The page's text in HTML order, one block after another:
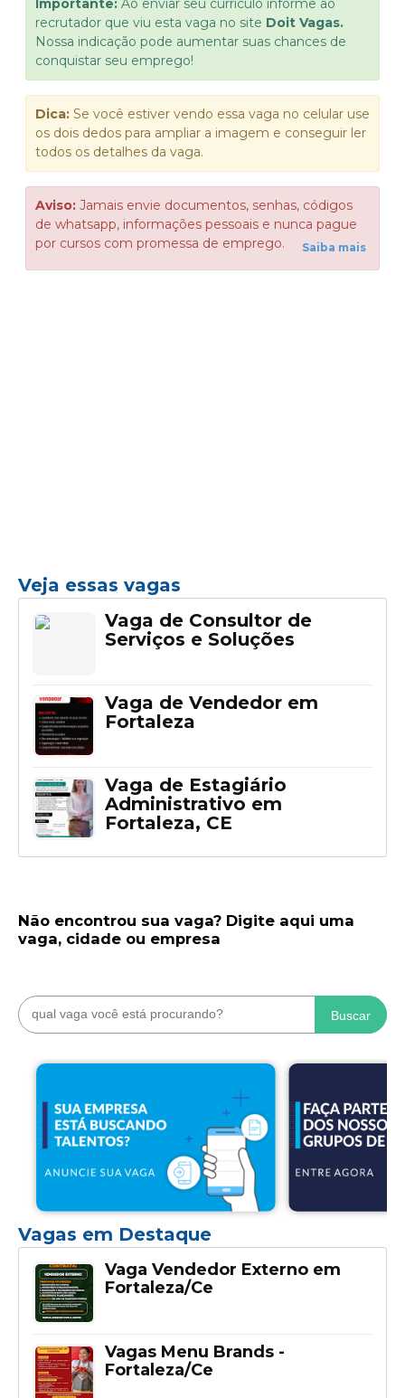
Importante: Ao enviar seu currículo informe ao
recrutador que viu esta vaga no site Doit Vagas.
Nossa indicação pode aumentar suas chances de
conquistar seu emprego!
Dica: Se você estiver vendo essa vaga no celular use
os dois dedos para ampliar a imagem e conseguir ler
todos os detalhes da vaga.
Aviso: Jamais envie documentos, senhas, códigos
de whatsapp, informações pessoais e nunca pague
por cursos com promessa de emprego.
Saiba mais
Veja essas vagas
Vaga de Consultor de
Serviços e Soluções
Vaga de Vendedor em
Fortaleza
Vaga de Estagiário
Administrativo em
Fortaleza, CE
Não encontrou sua vaga? Digite aqui uma
vaga, cidade ou empresa
Buscar
Vagas em Destaque
Vaga Vendedor Externo em
Fortaleza/Ce
Vagas Menu Brands -
Fortaleza/Ce